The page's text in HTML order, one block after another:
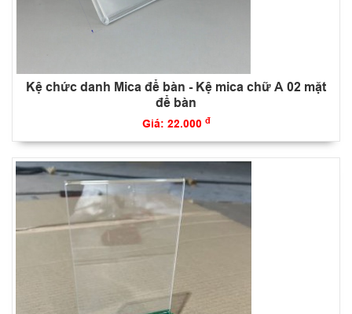
Kệ chức danh Mica để bàn - Kệ mica chữ A 02 mặt
để bàn
Giá: 22.000 đ